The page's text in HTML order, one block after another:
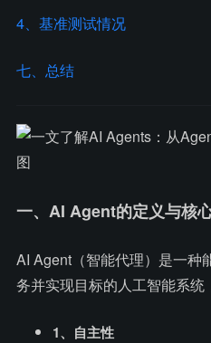
4、基准测试情况
七、总结
一、AI Agent的定义与核
AI Agent（智能代理）是一种
务并实现目标的人工智能系统
1、自主性